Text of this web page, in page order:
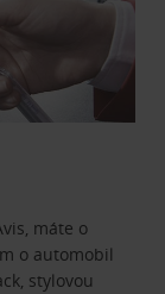
máte o
o automobil
stylovou